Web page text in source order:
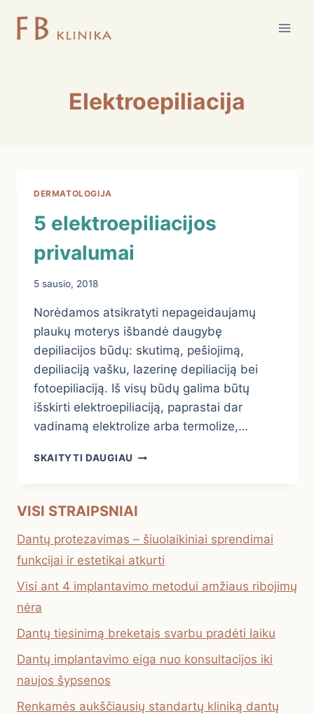
Elektroepiliacija
DERMATOLOGIJA
5 elektroepiliacijos
privalumai
5 sausio, 2018
Norėdamos atsikratyti nepageidaujamų
plaukų moterys išbandė daugybę
depiliacijos būdų: skutimą, pešiojimą,
depiliaciją vašku, lazerinę depiliaciją bei
fotoepiliaciją. Iš visų būdų galima būtų
išskirti elektroepiliaciją, paprastai dar
vadinamą elektrolize arba termolize,…
SKAITYTI DAUGIAU 5
VISI STRAIPSNIAI
Dantų protezavimas – šiuolaikiniai sprendimai
funkcijai ir estetikai atkurti
Visi ant 4 implantavimo metodui amžiaus ribojimų
nėra
Dantų tiesinimą breketais svarbu pradėti laiku
Dantų implantavimo eiga nuo konsultacijos iki
naujos šypsenos
Renkamės aukščiausių standartų kliniką dantų